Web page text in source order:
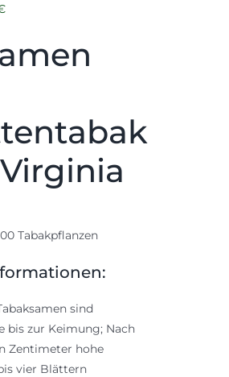
Tabakpflanzen
sind
bis zur Keimung; Nach
Zentimeter hohe
vier Blättern